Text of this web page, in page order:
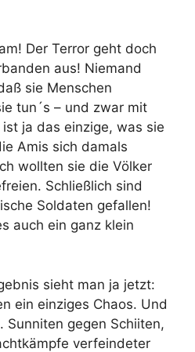
Der Terror geht doch
aus! Niemand
sie Menschen
tun´s – und zwar mit
ja das einzige, was sie
Amis sich damals
wollten sie die Völker
Schließlich sind
Soldaten gefallen!
auch ein ganz klein
sieht man ja jetzt:
ein einziges Chaos. Und
Sunniten gegen Schiiten,
verfeindeter